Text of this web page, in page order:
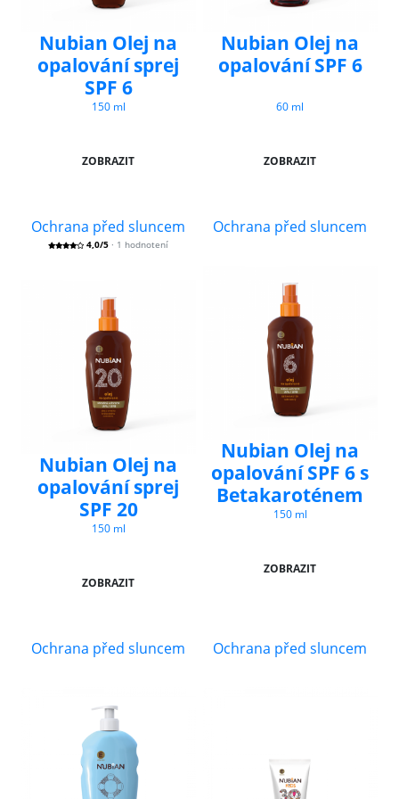
Nubian Olej na
opalování sprej
SPF 6
150 ml
ZOBRAZIT
Nubian Olej na
opalování SPF 6
60 ml
ZOBRAZIT
Ochrana před sluncem
4,0/5 · 1 hodnotení
Nubian Olej na
opalování sprej
SPF 20
150 ml
ZOBRAZIT
Ochrana před sluncem
Nubian Olej na
opalování SPF 6 s
Betakaroténem
150 ml
ZOBRAZIT
Ochrana před sluncem Ochrana před sluncem